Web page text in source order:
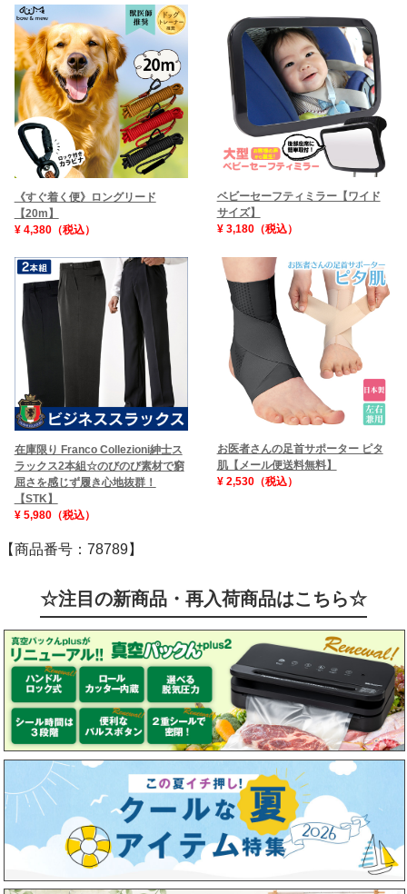
《すぐ着く便》ロングリード
【20m】
¥ 4,380（税込）
ベビーセーフティミラー【ワイド
サイズ】
¥ 3,180（税込）
在庫限り Franco Collezioni紳士ス
ラックス2本組☆のびのび素材で窮
屈さを感じず履き心地抜群！
【STK】
¥ 5,980（税込）
お医者さんの足首サポーター ピタ
肌【メール便送料無料】
¥ 2,530（税込）
【商品番号：78789】
☆注目の新商品・再入荷商品はこちら☆